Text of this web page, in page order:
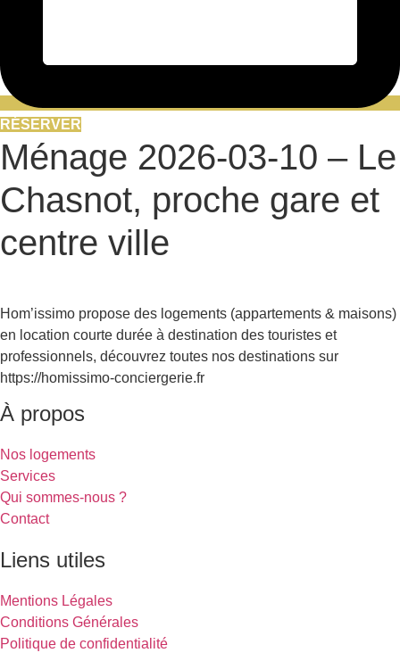
RÉSERVER
Ménage 2026-03-10 – Le
Chasnot, proche gare et
centre ville
Hom’issimo propose des logements (appartements & maisons)
en location courte durée à destination des touristes et
professionnels, découvrez toutes nos destinations sur
https://homissimo-conciergerie.fr
À propos
Nos logements
Services
Qui sommes-nous ?
Contact
Liens utiles
Mentions Légales
Conditions Générales
Politique de confidentialité